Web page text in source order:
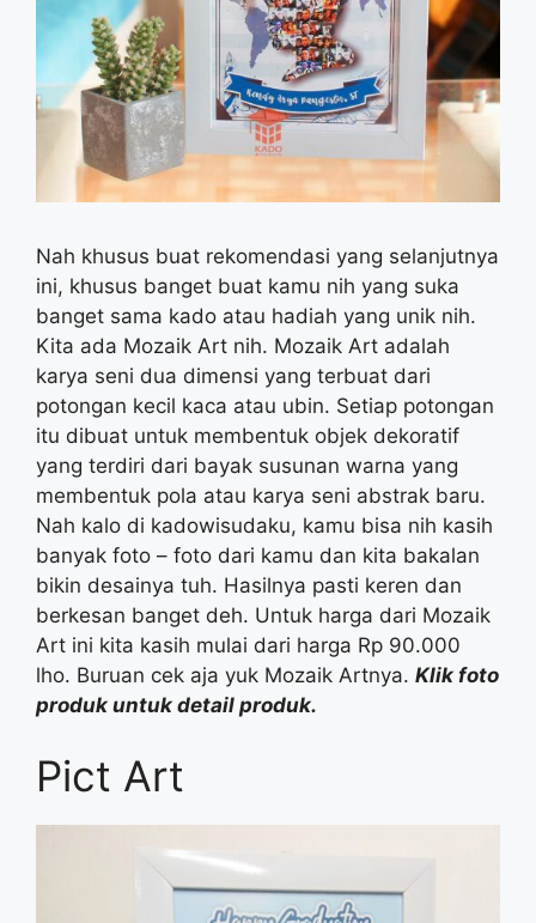
Nah khusus buat rekomendasi yang selanjutnya
ini, khusus banget buat kamu nih yang suka
banget sama kado atau hadiah yang unik nih.
Kita ada Mozaik Art nih. Mozaik Art adalah
karya seni dua dimensi yang terbuat dari
potongan kecil kaca atau ubin. Setiap potongan
itu dibuat untuk membentuk objek dekoratif
yang terdiri dari bayak susunan warna yang
membentuk pola atau karya seni abstrak baru.
Nah kalo di kadowisudaku, kamu bisa nih kasih
banyak foto – foto dari kamu dan kita bakalan
bikin desainya tuh. Hasilnya pasti keren dan
berkesan banget deh. Untuk harga dari Mozaik
Art ini kita kasih mulai dari harga Rp 90.000
lho. Buruan cek aja yuk Mozaik Artnya. Klik foto
produk untuk detail produk.
Pict Art